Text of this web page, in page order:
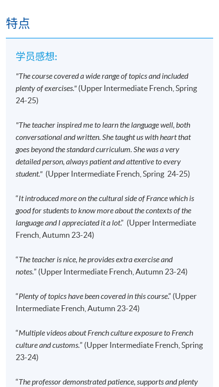
若因报读人数不足而取消课程，本院将安排退款；
。
若个别学员缺席，本院将不提供补课或其他安排。
报名代码
2445-2854AW
2026年9月12日 (星期六)
时间
2:30pm - 5:30pm
地点
HPSHCC Campus, 66 Leighton Road,
现时接受报名
报名代码
2445-2856AW
时间
2:30pm - 5:30pm
地点
Kowloon East Campus, 28 Wang Hoi Road,
现时接受报名
修业期
40 讲
特点
学员感想:
"The course covered a wide range of topics and included
plenty of exercises." (Upper Intermediate French, Spring
24-25)
"The teacher inspired me to learn the language well, both
conversational and written. She taught us with heart that
goes beyond the standard curriculum. She was a very
detailed person, always patient and attentive to every
student." (Upper Intermediate French, Spring 24-25)
“It introduced more on the cultural side of France which is
good for students to know more about the contexts of the
language and I appreciated it a lot.” (Upper Intermediate
French, Autumn 23-24)
“The teacher is nice, he provides extra exercise and
notes.” (Upper Intermediate French, Autumn 23-24)
“Plenty of topics have been covered in this course.” (Upper
Intermediate French, Autumn 23-24)
“Multiple videos about French culture exposure to French
culture and customs.” (Upper Intermediate French, Spring
23-24)
“The professor demonstrated patience, supports and plenty